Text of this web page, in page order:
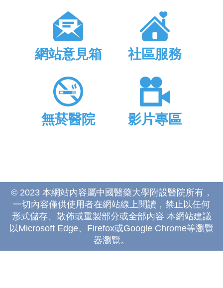
網站意見箱 社區服務
無菸醫院 影片專區
© 2023 本網站內容屬中國醫藥大學附設醫院所有，
一切內容僅供使用者在網站線上閱讀，禁止以任何
形式儲存、散佈或重製部分或全部內容 本網站建議
以Microsoft Edge、Firefox或Google Chrome等瀏覽
器瀏覽。